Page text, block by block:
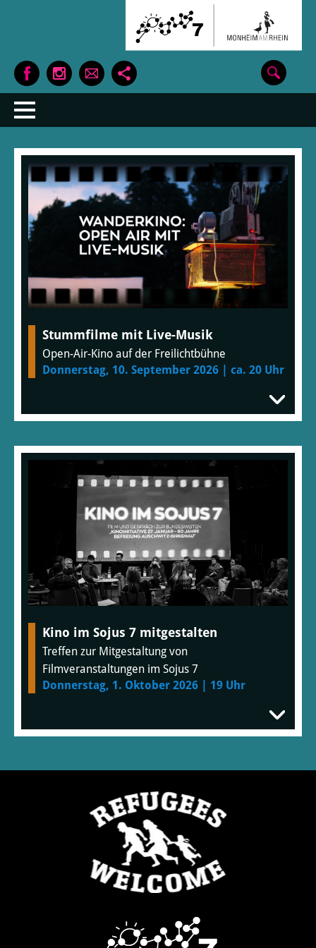
Stummfilme mit Live-Musik
Open-Air-Kino auf der Freilichtbühne
Donnerstag, 10. September 2026 | ca. 20 Uhr
Kino im Sojus 7 mitgestalten
Treffen zur Mitgestaltung von
Filmveranstaltungen im Sojus 7
Donnerstag, 1. Oktober 2026 | 19 Uhr